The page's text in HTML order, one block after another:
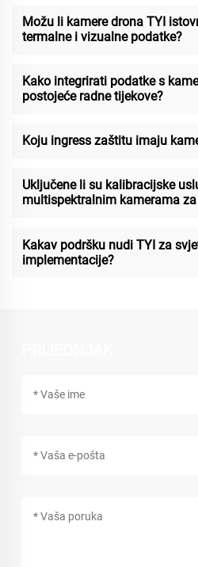
Možu li kamere drona TYI
termalne i vizualne podatke?
Kako integrirati podatke s
postojeće radne tijekove?
Koju ingress zaštitu imaju
Uključene li su kalibracijske
multispektralnim kamerama
Kakav podršku nudi TYI za
implementacije?